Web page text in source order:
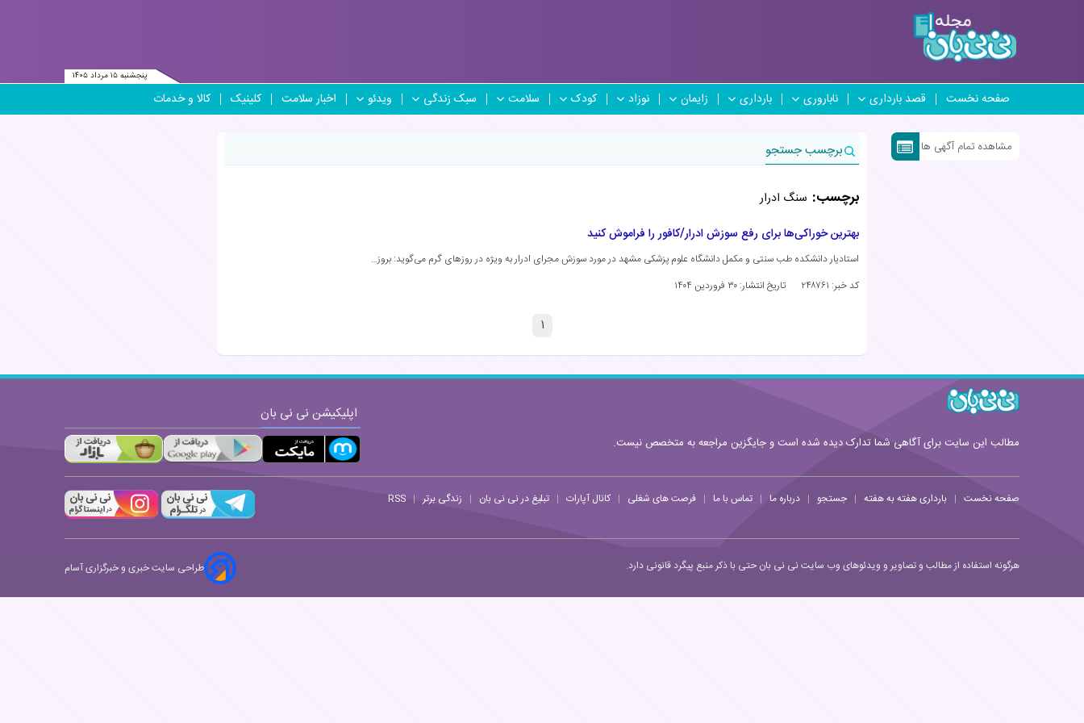
پنجشنبه ۱۵ مرداد ۱۴۰۵
صفحه نخست قصد بارداری ناباروری بارداری زایمان نوزاد کودک سلامت سبک زندگی ویدئو اخبار سلامت کلینیک کالا و خدمات
مشاهده تمام آگهی ها برچسب جستجو
برچسب: سنگ ادرار
بهترین خوراکی‌ها برای رفع سوزش ادرار/کافور را فراموش کنید
استادیار دانشکده طب سنتی و مکمل دانشگاه علوم پزشکی مشهد در مورد سوزش مجرای ادرار به ویژه در روزهای گرم می‌گوید: بروز…
کد خبر: ۲۴۸۷۶۱
تاریخ انتشار:۳۰ فروردین ۱۴۰۴
۱
اپلیکیشن نی نی بان
مطالب این سایت برای آگاهی شما تدارک دیده شده است و جایگزین مراجعه به متخصص نیست.
صفحه نخست | بارداری هفته به هفته | جستجو | درباره ما | تماس با ما | فرصت های شغلی | کانال آپارات | تبلیغ در نی نی بان | زندگی برتر |
RSS
هرگونه استفاده از مطالب و تصاویر و ویدئوهای وب سایت نی نی بان حتی با ذکر منبع پیگرد قانونی دارد. طراحی سایت خبری و خبرگزاری آسام